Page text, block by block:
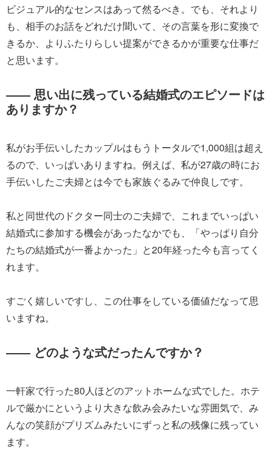
ビジュアル的なセンスはあって然るべき。でも、それより
も、相手のお話をどれだけ聞いて、その言葉を形に変換で
きるか、よりふたりらしい提案ができるかが重要な仕事だ
と思います。
―― 思い出に残っている結婚式のエピソードは
ありますか？
私がお手伝いしたカップルはもうトータルで1,000組は超え
るので、いっぱいありますね。例えば、私が27歳の時にお
手伝いしたご夫婦とは今でも家族ぐるみで仲良しです。
私と同世代のドクター同士のご夫婦で、これまでいっぱい
結婚式に参加する機会があったなかでも、「やっぱり自分
たちの結婚式が一番よかった」と20年経った今も言ってく
れます。
すごく嬉しいですし、この仕事をしている価値だなって思
いますね。
―― どのような式だったんですか？
一軒家で行った80人ほどのアットホームな式でした。ホテ
ルで厳かにというより大きな飲み会みたいな雰囲気で、み
んなの笑顔がプリズムみたいにずっと私の残像に残ってい
ます。